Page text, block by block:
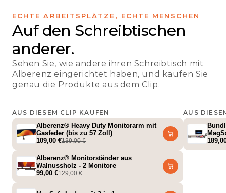
ECHTE ARBEITSPLÄTZE, ECHTE MENSCHEN
Auf den Schreibtischen
anderer.
Sehen Sie, wie andere ihren Schreibtisch mit
Alberenz eingerichtet haben, und kaufen Sie
genau die Produkte aus dem Clip.
AUS DIESEM CLIP KAUFEN
Alberenz® Heavy Duty Monitorarm mit
Gasfeder (bis zu 57 Zoll)
109,00 €139,00 €
Alberenz® Monitorständer aus
Walnussholz - 2 Monitore
99,00 €129,00 €
AUS